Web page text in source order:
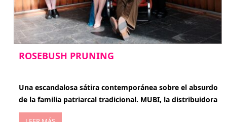
ROSEBUSH PRUNING
Una escandalosa sátira contemporánea sobre el absurdo
de la familia patriarcal tradicional. MUBI, la distribuidora